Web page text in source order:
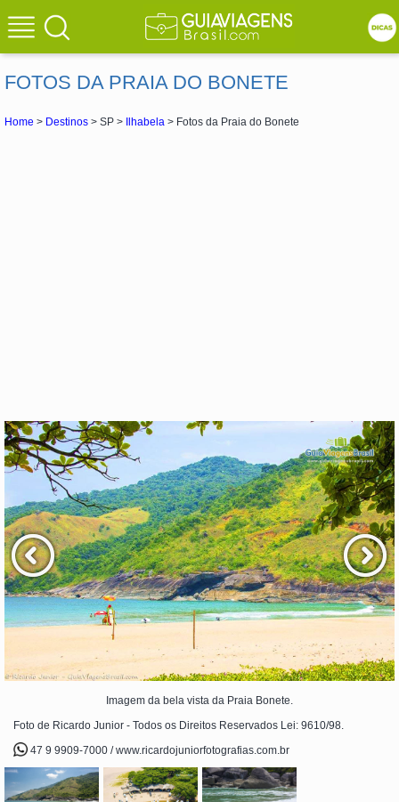
FOTOS DA PRAIA DO BONETE
Home > Destinos > SP > Ilhabela > Fotos da Praia do Bonete
Imagem da bela vista da Praia Bonete.
Foto de Ricardo Junior - Todos os Direitos Reservados Lei: 9610/98.
47 9 9909-7000 / www.ricardojuniorfotografias.com.br